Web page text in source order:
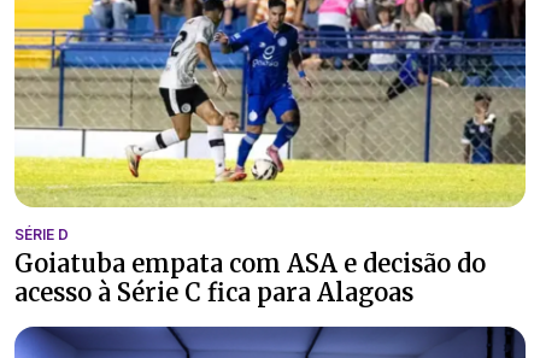
SÉRIE D
Goiatuba empata com ASA e decisão do
acesso à Série C fica para Alagoas